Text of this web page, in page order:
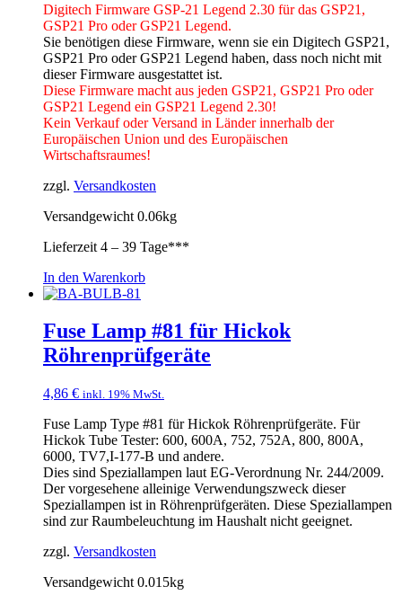
Digitech Firmware GSP-21 Legend 2.30 für das GSP21,
GSP21 Pro oder GSP21 Legend.
Sie benötigen diese Firmware, wenn sie ein Digitech GSP21,
GSP21 Pro oder GSP21 Legend haben, dass noch nicht mit
dieser Firmware ausgestattet ist.
Diese Firmware macht aus jeden GSP21, GSP21 Pro oder
GSP21 Legend ein GSP21 Legend 2.30!
Kein Verkauf oder Versand in Länder innerhalb der
Europäischen Union und des Europäischen
Wirtschaftsraumes!
zzgl. Versandkosten
Versandgewicht 0.06kg
Lieferzeit 4 – 39 Tage***
In den Warenkorb
Fuse Lamp #81 für Hickok
Röhrenprüfgeräte
4,86 € inkl. 19% MwSt.
Fuse Lamp Type #81 für Hickok Röhrenprüfgeräte. Für
Hickok Tube Tester: 600, 600A, 752, 752A, 800, 800A,
6000, TV7,I-177-B und andere.
Dies sind Speziallampen laut EG-Verordnung Nr. 244/2009.
Der vorgesehene alleinige Verwendungszweck dieser
Speziallampen ist in Röhrenprüfgeräten. Diese Speziallampen
sind zur Raumbeleuchtung im Haushalt nicht geeignet.
zzgl. Versandkosten
Versandgewicht 0.015kg